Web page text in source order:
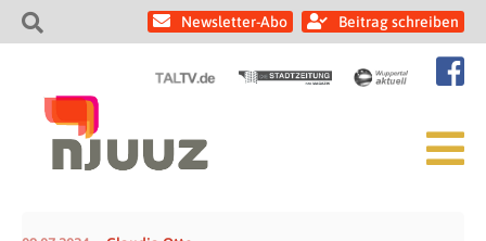
Newsletter-Abo Beitrag schreiben